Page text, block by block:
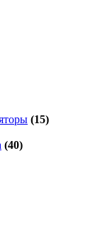
(15)
(40)